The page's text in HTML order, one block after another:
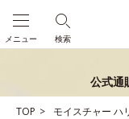
検索
メニュー
公式通
TOP モイスチャー ハ